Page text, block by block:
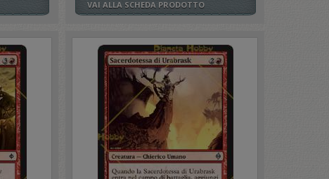
VAI ALLA SCHEDA PRODOTTO